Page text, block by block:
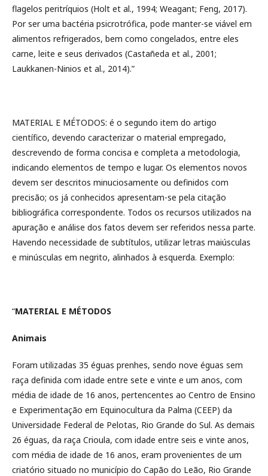
flagelos peritríquios (Holt et al., 1994; Weagant; Feng, 2017).
Por ser uma bactéria psicrotrófica, pode manter-se viável em
alimentos refrigerados, bem como congelados, entre eles
carne, leite e seus derivados (Castañeda et al., 2001;
Laukkanen-Ninios et al., 2014).”
MATERIAL E MÉTODOS: é o segundo item do artigo
científico, devendo caracterizar o material empregado,
descrevendo de forma concisa e completa a metodologia,
indicando elementos de tempo e lugar. Os elementos novos
devem ser descritos minuciosamente ou definidos com
precisão; os já conhecidos apresentam-se pela citação
bibliográfica correspondente. Todos os recursos utilizados na
apuração e análise dos fatos devem ser referidos nessa parte.
Havendo necessidade de subtítulos, utilizar letras maiúsculas
e minúsculas em negrito, alinhados à esquerda. Exemplo:
“MATERIAL E MÉTODOS
Animais
Foram utilizadas 35 éguas prenhes, sendo nove éguas sem
raça definida com idade entre sete e vinte e um anos, com
média de idade de 16 anos, pertencentes ao Centro de Ensino
e Experimentação em Equinocultura da Palma (CEEP) da
Universidade Federal de Pelotas, Rio Grande do Sul. As demais
26 éguas, da raça Crioula, com idade entre seis e vinte anos,
com média de idade de 16 anos, eram provenientes de um
criatório situado no município do Capão do Leão, Rio Grande